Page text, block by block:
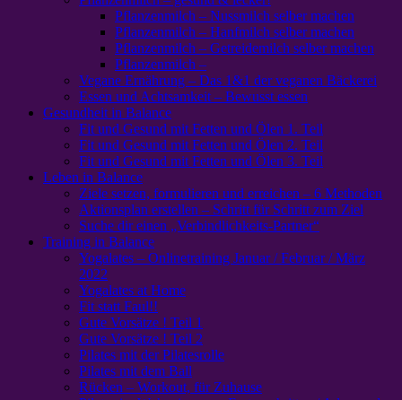
Pflanzenmilch – Nussmilch selber machen
Pflanzenmilch – Hanfmilch selber machen
Pflanzenmilch – Getreidemilch selber machen
Pflanzenmilch –
Vegane Ernährung – Das 1&1 der veganen Bäckerei
Essen und Achtsamkeit – Bewusst essen
Gesundheit in Balance
Fit und Gesund mit Fetten und Ölen 1. Teil
Fit und Gesund mit Fetten und Ölen 2. Teil
Fit und Gesund mit Fetten und Ölen 3. Teil
Leben in Balance
Ziele setzen, formulieren und erreichen – 6 Methoden
Aktionsplan erstellen – Schritt für Schritt zum Ziel
Suche dir einen „Verbindlichkeits-Partner“
Training in Balance
Yogalates – Onlinetraining Januar / Februar / März
2022
Yogalates at Home
Fit statt Faul!!
Gute Vorsätze ! Teil 1
Gute Vorsätze ! Teil 2
Pilates mit der Pilatesrolle
Pilates mit dem Ball
Rücken – Workout, für Zuhause